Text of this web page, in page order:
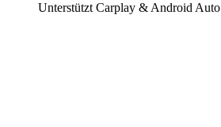
Unterstützt Carplay & Android Auto